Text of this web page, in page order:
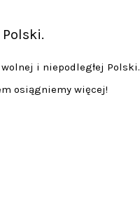
i niepodległej Polski.
osiągniemy więcej!